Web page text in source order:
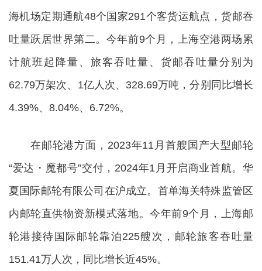
海机场定期通航48个国家291个客货运航点，货邮吞
吐量跃居世界第二。今年前9个月，上海空港两场累
计航班起降量、旅客吞吐量、货邮吞吐量分别为
62.79万架次、1亿人次、328.69万吨，分别同比增长
4.39%、8.04%、6.72%。
在邮轮港方面，2023年11月首艘国产大型邮轮
“爱达・魔都号”交付，2024年1月开启商业首航。华
夏国际邮轮有限公司在沪成立。首单海关特殊监管区
内邮轮直供物资新模式落地。今年前9个月，上海邮
轮港接待国际邮轮靠泊225艘次，邮轮旅客吞吐量
151.41万人次，同比增长近45%。